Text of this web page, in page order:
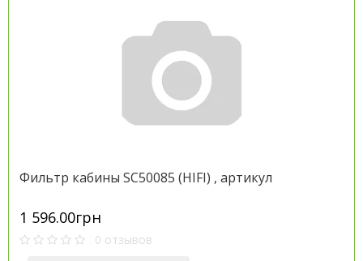
Фильтр кабины SC50085 (HIFI) , артикул
1 596.00грн
0 отзывов